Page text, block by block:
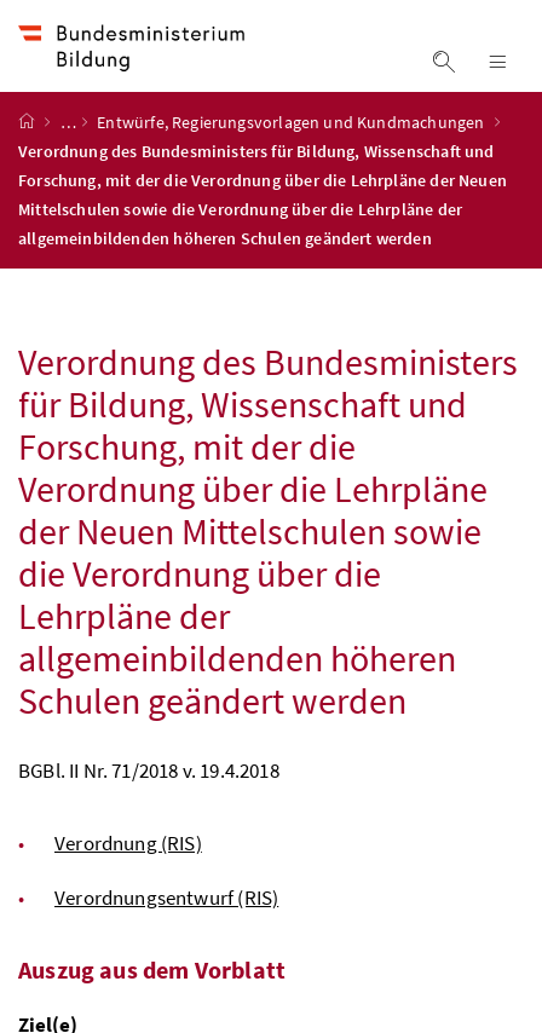
Suche
Startseite
…
Entwürfe, Regierungsvorlagen und Kundmachungen
Verordnung des Bundesministers für Bildung, Wissenschaft und
Forschung, mit der die Verordnung über die Lehrpläne der Neuen
Mittelschulen sowie die Verordnung über die Lehrpläne der
allgemeinbildenden höheren Schulen geändert werden
Verordnung des Bundesministers
für Bildung, Wissenschaft und
Forschung, mit der die
Verordnung über die Lehrpläne
der Neuen Mittelschulen sowie
die Verordnung über die
Lehrpläne der
allgemeinbildenden höheren
Schulen geändert werden
BGBl. II Nr. 71/2018 v. 19.4.2018
Verordnung (RIS)
Verordnungsentwurf (RIS)
Auszug aus dem Vorblatt
Ziel(e)